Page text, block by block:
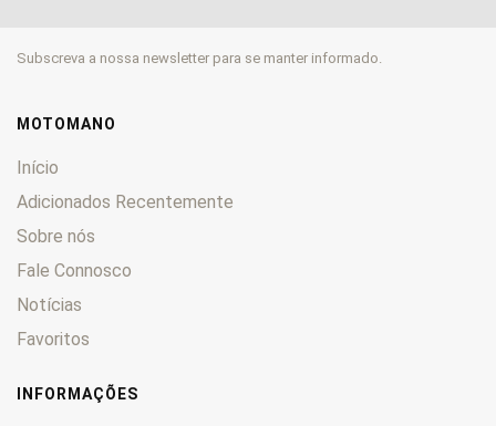
520 0
530 0
620 0
625
640 0
660
690
950 0
Subscreva a nossa newsletter para se manter informado.
MOTOMANO
Início
Adicionados Recentemente
Sobre nós
Fale Connosco
Notícias
Favoritos
INFORMAÇÕES